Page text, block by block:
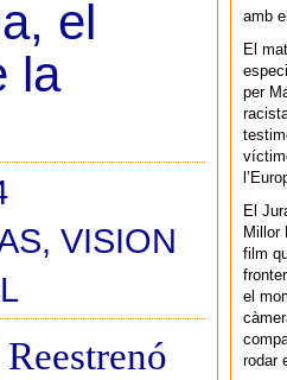
el
la
, VISION
Reestrenó
amb
El
per
El
Millor
film
el
rodar